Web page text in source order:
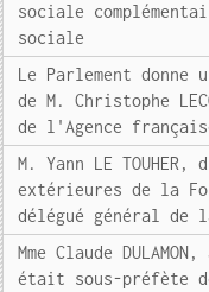
sociale
sociale
Le Parlement
de M. Christophe
de l'Agence
M. Yann LE
extérieures de la
délégué général de
Mme Claude
était sous-préfète